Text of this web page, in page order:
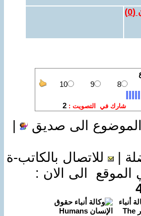
(
0
)
الى صديق
للاتصال بالكاتب-ة
الى الان :